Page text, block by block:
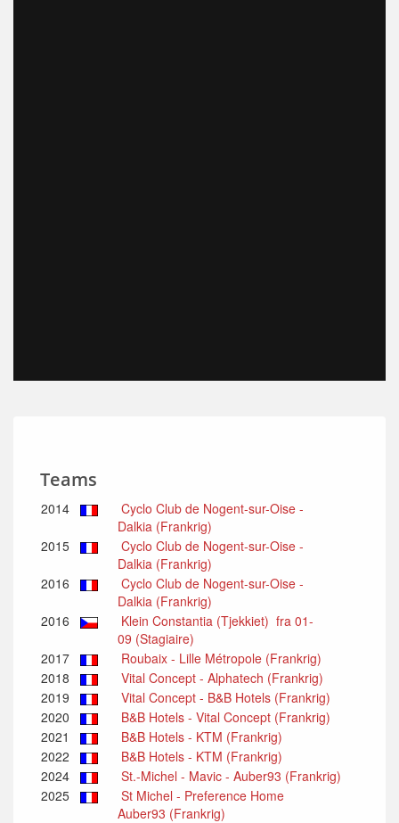
Teams
2014
Cyclo Club de Nogent-sur-Oise -
Dalkia (Frankrig)
2015
Cyclo Club de Nogent-sur-Oise -
Dalkia (Frankrig)
2016
Cyclo Club de Nogent-sur-Oise -
Dalkia (Frankrig)
2016
Klein Constantia (Tjekkiet) fra 01-
09 (Stagiaire)
2017
Roubaix - Lille Métropole (Frankrig)
2018
Vital Concept - Alphatech (Frankrig)
2019
Vital Concept - B&B Hotels (Frankrig)
2020
B&B Hotels - Vital Concept (Frankrig)
2021
B&B Hotels - KTM (Frankrig)
2022
B&B Hotels - KTM (Frankrig)
2024
St.-Michel - Mavic - Auber93 (Frankrig)
2025
St Michel - Preference Home
Auber93 (Frankrig)